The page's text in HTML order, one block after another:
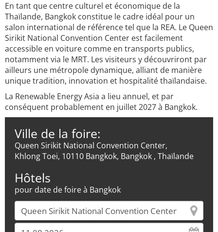
En tant que centre culturel et économique de la
Thaïlande, Bangkok constitue le cadre idéal pour un
salon international de référence tel que la REA. Le Queen
Sirikit National Convention Center est facilement
accessible en voiture comme en transports publics,
notamment via le MRT. Les visiteurs y découvriront par
ailleurs une métropole dynamique, alliant de manière
unique tradition, innovation et hospitalité thaïlandaise.
La Renewable Energy Asia a lieu annuel, et par
conséquent probablement en juillet 2027 à Bangkok.
Ville de la foire:
Queen Sirikit National Convention Center,
Khlong Toei, 10110 Bangkok, Bangkok , Thaïlande
Hôtels
pour date de foire à Bangkok